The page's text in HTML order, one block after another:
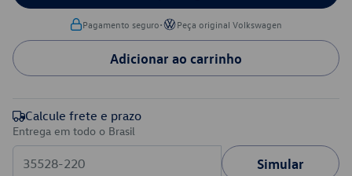
Pagamento seguro• Peça original Volkswagen
Adicionar ao carrinho
Calcule frete e prazo
Entrega em todo o Brasil
Simular